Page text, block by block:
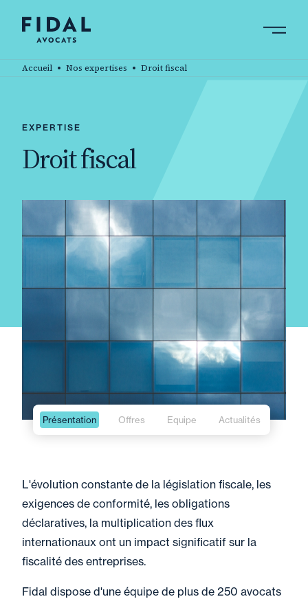
contenu
Accueil Nos expertises Droit fiscal
EXPERTISE
Droit fiscal
Présentation Offres Equipe Actualités
L'évolution constante de la législation fiscale, les
exigences de conformité, les obligations
déclaratives, la multiplication des flux
internationaux ont un impact significatif sur la
fiscalité des entreprises.
Fidal dispose d'une équipe de plus de 250 avocats